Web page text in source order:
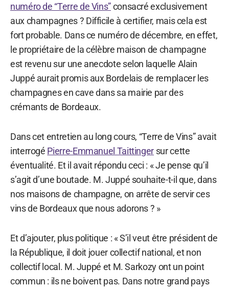
numéro de “Terre de Vins”consacré exclusivement
aux champagnes ? Difficile à certifier, mais cela est
fort probable. Dans ce numéro de décembre, en effet,
le propriétaire de la célèbre maison de champagne
est revenu sur une anecdote selon laquelle Alain
Juppé aurait promis aux Bordelais de remplacer les
champagnes en cave dans sa mairie par des
crémants de Bordeaux.
Dans cet entretien au long cours, “Terre de Vins” avait
interrogé Pierre-Emmanuel Taittinger sur cette
éventualité. Et il avait répondu ceci : « Je pense qu’il
s’agit d’une boutade. M. Juppé souhaite-t-il que, dans
nos maisons de champagne, on arrête de servir ces
vins de Bordeaux que nous adorons ? »
Et d’ajouter, plus politique : « S’il veut être président de
la République, il doit jouer collectif national, et non
collectif local. M. Juppé et M. Sarkozy ont un point
commun : ils ne boivent pas. Dans notre grand pays